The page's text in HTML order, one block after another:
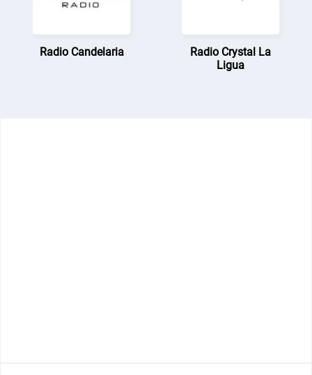
Radio Candelaria
Radio Crystal La
Ligua